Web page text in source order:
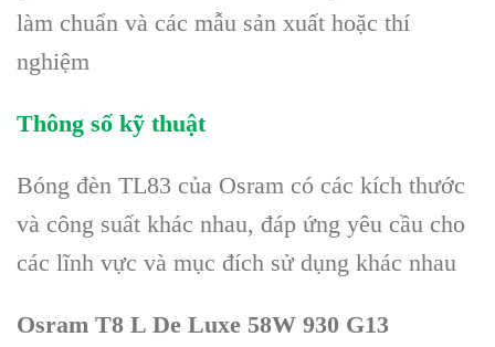
làm chuẩn và các mẫu sản xuất hoặc thí
nghiệm
Thông số kỹ thuật
Bóng đèn TL83 của Osram có các kích thước
và công suất khác nhau, đáp ứng yêu cầu cho
các lĩnh vực và mục đích sử dụng khác nhau
Osram T8 L De Luxe 58W 930 G13